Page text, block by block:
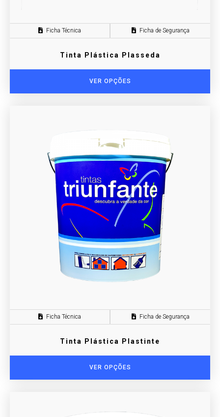
Ficha Técnica Ficha de Segurança
Tinta Plástica Plasseda
VER OPÇÕES
Ficha Técnica Ficha de Segurança
Tinta Plástica Plastinte
VER OPÇÕES